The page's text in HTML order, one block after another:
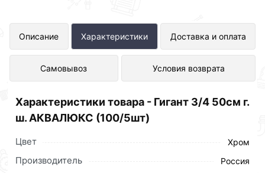
Описание Характеристики Доставка и оплата
Самовывоз Условия возврата
Гигант 3/4 50см г. ш. АКВАЛЮКС
(100/5шт) представлен в интернет-
магазине Сантехника по отличной
Характеристики товара - Гигант 3/4 50см г.
ш. АКВАЛЮКС (100/5шт)
Цвет Хром
Производитель Россия